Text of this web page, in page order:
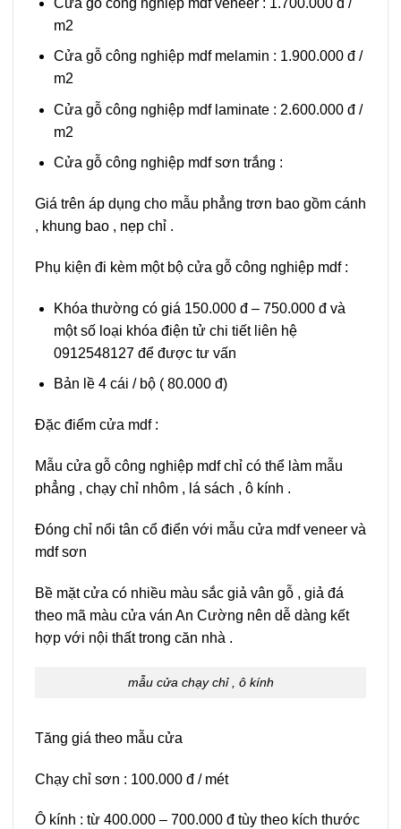
m2
Cửa gỗ công nghiệp mdf melamin : 1.900.000 đ /
m2
Cửa gỗ công nghiệp mdf laminate : 2.600.000 đ /
m2
Cửa gỗ công nghiệp mdf sơn trắng :
Giá trên áp dụng cho mẫu phẳng trơn bao gồm cánh
, khung bao , nẹp chỉ .
Phụ kiện đi kèm một bộ cửa gỗ công nghiệp mdf :
Khóa thường có giá 150.000 đ – 750.000 đ và
một số loại khóa điện tử chi tiết liên hệ
0912548127 để được tư vấn
Bản lề 4 cái / bộ ( 80.000 đ)
Đặc điểm cửa mdf :
Mẫu cửa gỗ công nghiệp mdf chỉ có thể làm mẫu
phẳng , chạy chỉ nhôm , lá sách , ô kính .
Đóng chỉ nổi tân cổ điển với mẫu cửa mdf veneer và
mdf sơn
Bề mặt cửa có nhiều màu sắc giả vân gỗ , giả đá
theo mã màu cửa ván An Cường nên dễ dàng kết
hợp với nội thất trong căn nhà .
mẫu cửa chạy chỉ , ô kính
Tăng giá theo mẫu cửa
Chạy chỉ sơn : 100.000 đ / mét
Ô kính : từ 400.000 – 700.000 đ tùy theo kích thước